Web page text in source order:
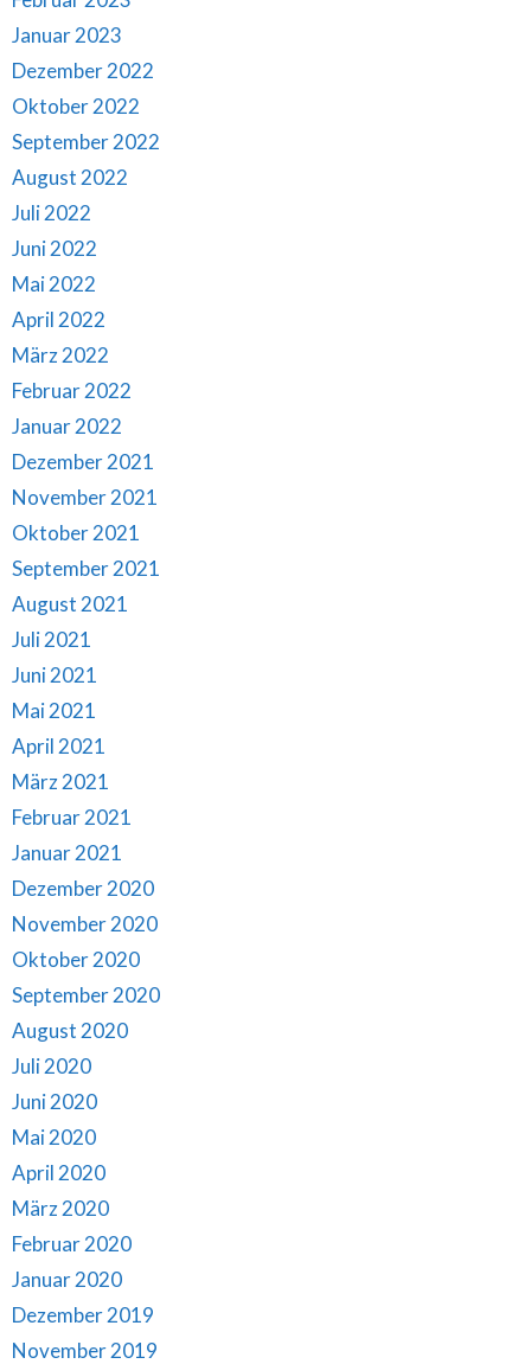
Januar 2023
Dezember 2022
Oktober 2022
September 2022
August 2022
Juli 2022
Juni 2022
Mai 2022
April 2022
März 2022
Februar 2022
Januar 2022
Dezember 2021
November 2021
Oktober 2021
September 2021
August 2021
Juli 2021
Juni 2021
Mai 2021
April 2021
März 2021
Februar 2021
Januar 2021
Dezember 2020
November 2020
Oktober 2020
September 2020
August 2020
Juli 2020
Juni 2020
Mai 2020
April 2020
März 2020
Februar 2020
Januar 2020
Dezember 2019
November 2019